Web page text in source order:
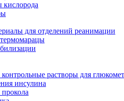
кислорода
для отделений реанимации
растворы для
инсулина
прокола